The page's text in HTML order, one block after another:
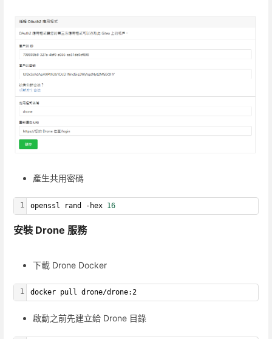
產生共用密碼
1 openssl rand -hex 16
安裝 Drone 服務
下載 Drone Docker
1 docker pull drone/drone:2
啟動之前先建立給 Drone 目錄